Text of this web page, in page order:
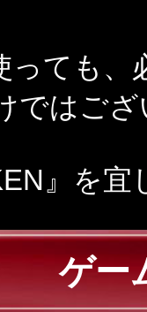
ても、
ではご
』を
ゲー